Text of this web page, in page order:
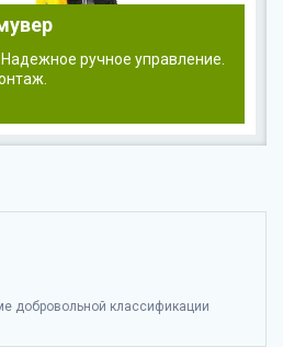
ручное управление.
добровольной классификации